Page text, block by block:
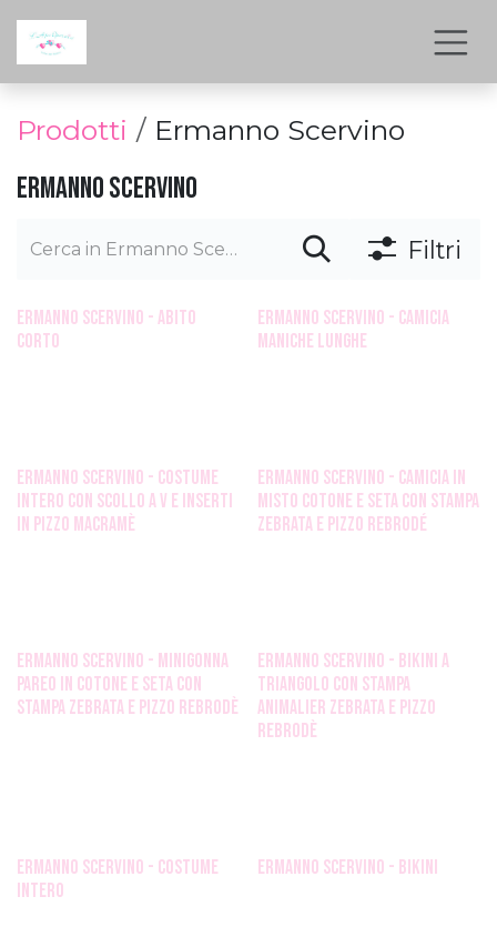
Prodotti Ermanno Scervino
Ermanno Scervino
Filtri
ermanno scervino - abito
corto
ermanno scervino - camicia
maniche lunghe
ermanno scervino - Costume
intero con scollo a V e inserti
in pizzo macramè
ermanno scervino - Camicia in
misto cotone e seta con stampa
zebrata e pizzo rebrodé
ermanno scervino - Minigonna
pareo in cotone e seta con
stampa zebrata e pizzo rebrodè
ermanno scervino - Bikini a
triangolo con stampa
animalier zebrata e pizzo
rebrodè
Ermanno Scervino - costume
intero
Ermanno Scervino - bikini